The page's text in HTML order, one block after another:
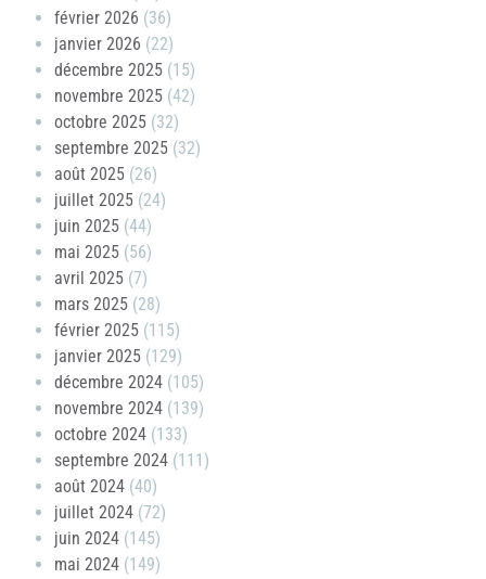
février 2026 (36)
janvier 2026 (22)
décembre 2025 (15)
novembre 2025 (42)
octobre 2025 (32)
septembre 2025 (32)
août 2025 (26)
juillet 2025 (24)
juin 2025 (44)
mai 2025 (56)
avril 2025 (7)
mars 2025 (28)
février 2025 (115)
janvier 2025 (129)
décembre 2024 (105)
novembre 2024 (139)
octobre 2024 (133)
septembre 2024 (111)
août 2024 (40)
juillet 2024 (72)
juin 2024 (145)
mai 2024 (149)